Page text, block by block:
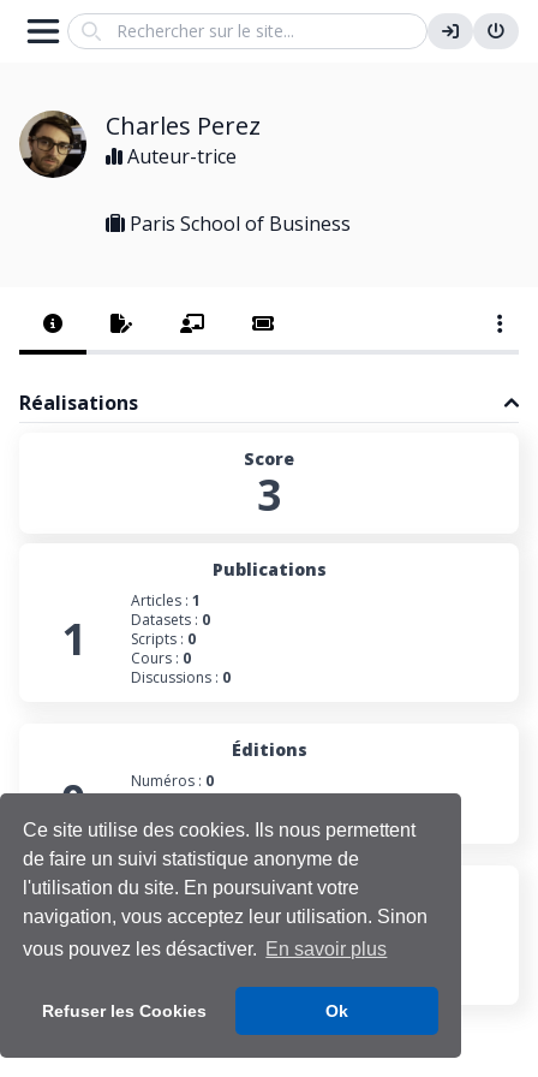
Ce site utilise des cookies. Ils nous permettent
de faire un suivi statistique anonyme de
l'utilisation du site. En poursuivant votre
navigation, vous acceptez leur utilisation. Sinon
vous pouvez les désactiver. En savoir plus
Refuser les Cookies Ok
Search
Charles Perez
Auteur-trice
Paris School of Business
Réalisations
Score
3
Publications
1
Articles : 1
Datasets : 0
Scripts : 0
Cours : 0
Discussions : 0
Éditions
0 Numéros : 0
Collections :0
Projets :
Participations
0 Évaluations :0
Projets :0
Cours :0